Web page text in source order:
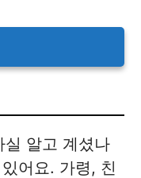
알고 계셨나
어요. 가령, 친